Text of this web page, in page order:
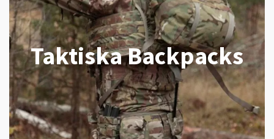
Taktiska Backpacks